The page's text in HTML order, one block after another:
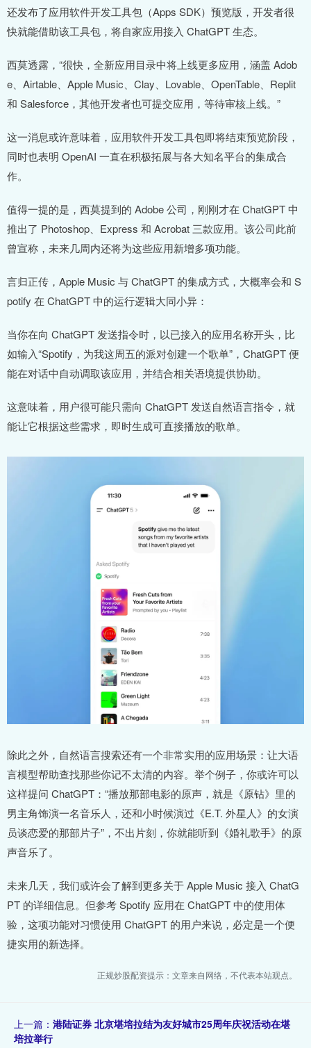
还发布了应用软件开发工具包（Apps SDK）预览版，开发者很
快就能借助该工具包，将自家应用接入 ChatGPT 生态。
西莫透露，“很快，全新应用目录中将上线更多应用，涵盖 Adob
e、Airtable、Apple Music、Clay、Lovable、OpenTable、Replit
和 Salesforce，其他开发者也可提交应用，等待审核上线。”
这一消息或许意味着，应用软件开发工具包即将结束预览阶段，
同时也表明 OpenAI 一直在积极拓展与各大知名平台的集成合
作。
值得一提的是，西莫提到的 Adobe 公司，刚刚才在 ChatGPT 中
推出了 Photoshop、Express 和 Acrobat 三款应用。该公司此前
曾宣称，未来几周内还将为这些应用新增多项功能。
言归正传，Apple Music 与 ChatGPT 的集成方式，大概率会和 S
potify 在 ChatGPT 中的运行逻辑大同小异：
当你在向 ChatGPT 发送指令时，以已接入的应用名称开头，比
如输入“Spotify，为我这周五的派对创建一个歌单”，ChatGPT 便
能在对话中自动调取该应用，并结合相关语境提供协助。
这意味着，用户很可能只需向 ChatGPT 发送自然语言指令，就
能让它根据这些需求，即时生成可直接播放的歌单。
除此之外，自然语言搜索还有一个非常实用的应用场景：让大语
言模型帮助查找那些你记不太清的内容。举个例子，你或许可以
这样提问 ChatGPT：“播放那部电影的原声，就是《原钻》里的
男主角饰演一名音乐人，还和小时候演过《E.T. 外星人》的女演
员谈恋爱的那部片子”，不出片刻，你就能听到《婚礼歌手》的原
声音乐了。
未来几天，我们或许会了解到更多关于 Apple Music 接入 ChatG
PT 的详细信息。但参考 Spotify 应用在 ChatGPT 中的使用体
验，这项功能对习惯使用 ChatGPT 的用户来说，必定是一个便
捷实用的新选择。
正规炒股配资提示：文章来自网络，不代表本站观点。
上一篇： 港陆证券 北京堪培拉结为友好城市25周年庆祝活动在堪
培拉举行